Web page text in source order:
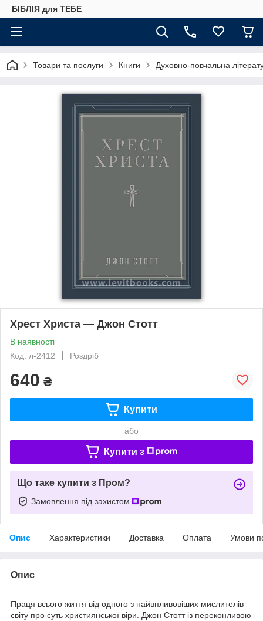
БІБЛІЯ для ТЕБЕ
Товари та послуги Книги Духовно-повчальна
Хрест Христа — Джон Стотт
В наявності
Код: л-2412
Роздріб
640 ₴
Купити
або
Купити з
Що таке купити з Пром?
Замовлення під захистом
Опис Характеристики Доставка Оплата Умови
Опис
Праця всього життя від одного з найвпливовіших мислителів
світу про суть християнської віри. Джон Стотт із переконливою